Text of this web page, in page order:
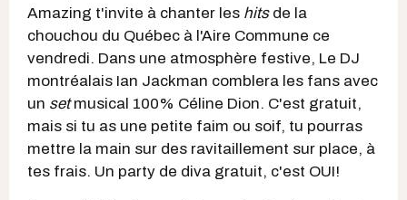
Amazing t'invite à chanter les hitsde la
chouchou du Québec à l'Aire Commune ce
vendredi. Dans une atmosphère festive, Le DJ
montréalais Ian Jackman comblera les fans avec
un setmusical 100% Céline Dion. C'est gratuit,
mais si tu as une petite faim ou soif, tu pourras
mettre la main sur des ravitaillement sur place, à
tes frais. Un party de diva gratuit, c'est OUI!